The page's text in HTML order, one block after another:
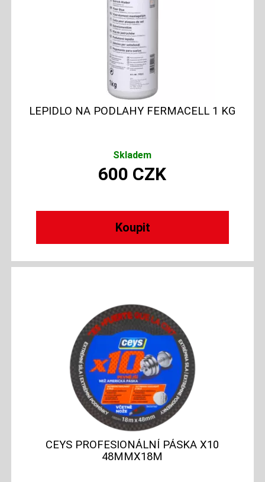
LEPIDLO NA PODLAHY FERMACELL 1 KG
Skladem
600 CZK
CEYS PROFESIONÁLNÍ PÁSKA X10
48MMX18M